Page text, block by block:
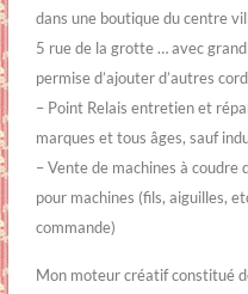
dans une boutique du centre
5 rue de la grotte … avec
permise d’ajouter d’autres
– Point Relais entretien et
marques et tous âges, sauf
– Vente de machines à coudre
pour machines (fils, aiguilles,
commande)
Mon moteur créatif constitué